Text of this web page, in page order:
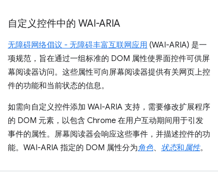
自定义控件中的 WAI-ARIA
无障碍网络倡议 - 无障碍丰富互联网应用 (WAI-ARIA) 是一
项规范，旨在通过一组标准的 DOM 属性使界面控件可供屏
幕阅读器访问。这些属性可向屏幕阅读器提供有关网页上控
件的功能和当前状态的信息。
如需向自定义控件添加 WAI-ARIA 支持，需要修改扩展程序
的 DOM 元素，以包含 Chrome 在用户互动期间用于引发
事件的属性。屏幕阅读器会响应这些事件，并描述控件的功
能。WAI-ARIA 指定的 DOM 属性分为角色、 状态和属性。